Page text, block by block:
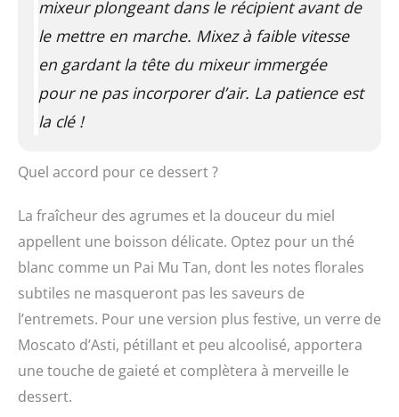
mixeur plongeant dans le récipient avant de
le mettre en marche. Mixez à faible vitesse
en gardant la tête du mixeur immergée
pour ne pas incorporer d’air. La patience est
la clé !
Quel accord pour ce dessert ?
La fraîcheur des agrumes et la douceur du miel
appellent une boisson délicate. Optez pour un thé
blanc comme un Pai Mu Tan, dont les notes florales
subtiles ne masqueront pas les saveurs de
l’entremets. Pour une version plus festive, un verre de
Moscato d’Asti, pétillant et peu alcoolisé, apportera
une touche de gaieté et complètera à merveille le
dessert.